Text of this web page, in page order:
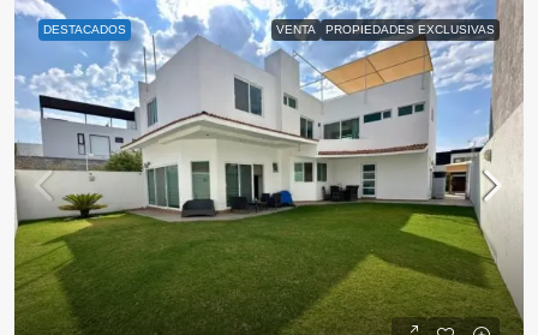
DESTACADOS VENTA PROPIEDADES EXCLUSIVAS